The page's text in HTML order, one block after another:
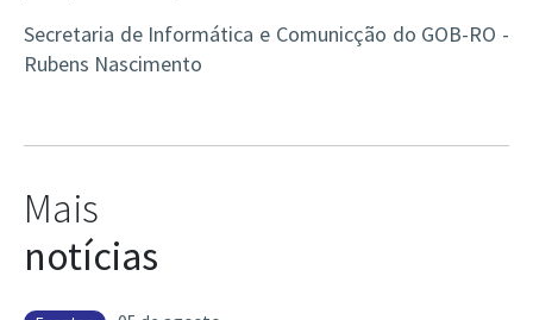
Secretaria de Informática e Comunicção do GOB-RO -
Rubens Nascimento
Mais
notícias